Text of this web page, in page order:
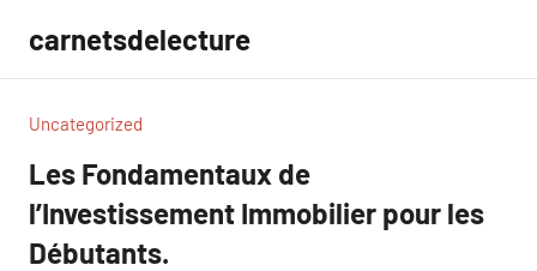
contenu
carnetsdelecture
Uncategorized
Les Fondamentaux de
l’Investissement Immobilier pour les
Débutants.